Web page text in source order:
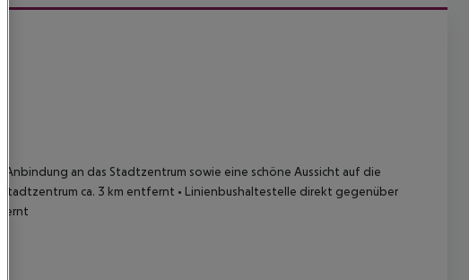
an das Stadtzentrum sowie eine schöne Aussicht auf die
Stadtzentrum ca. 3 km entfernt • Linienbushaltestelle direkt gegenüber